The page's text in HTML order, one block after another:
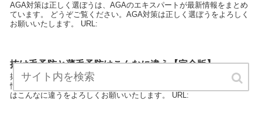
AGA対策は正しく選ぼうは、AGAのエキスパートが最新情報をまとめ
ています。 どうぞご覧ください。AGA対策は正しく選ぼうをよろしく
お願いいたします。 URL:
抜け毛予防と薄毛予防はこんなに違う【完全版】
抜け毛予防と薄毛予防はこんなに違うは、AGAのエキスパートが最新
情報をまとめています。 どうぞご覧ください。抜け毛予防と薄毛予防
はこんなに違うをよろしくお願いいたします。 URL: